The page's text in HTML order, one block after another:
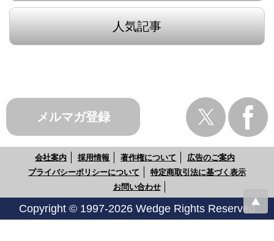
人気記事
メルマガ登録
会社案内 採用情報 著作権について
広告のご案内
プライバシーポリシーについて
特定商取引法に基づく表示
お問い合わせ
Copyright © 1997-2026 Wedge Rights Reserved